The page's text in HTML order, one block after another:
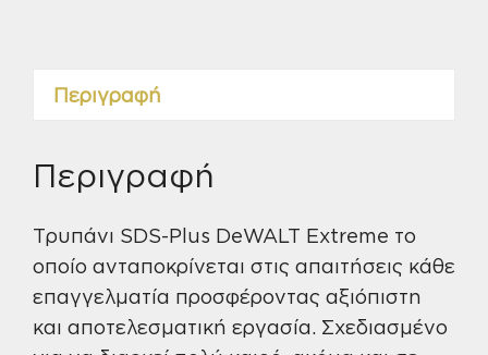
Περιγραφή
Περιγραφή
Τρυπάνι SDS-Plus DeWALT Extreme το
οποίο ανταποκρίνεται στις απαιτήσεις κάθε
επαγγελματία προσφέροντας αξιόπιστη
και αποτελεσματική εργασία. Σχεδιασμένο